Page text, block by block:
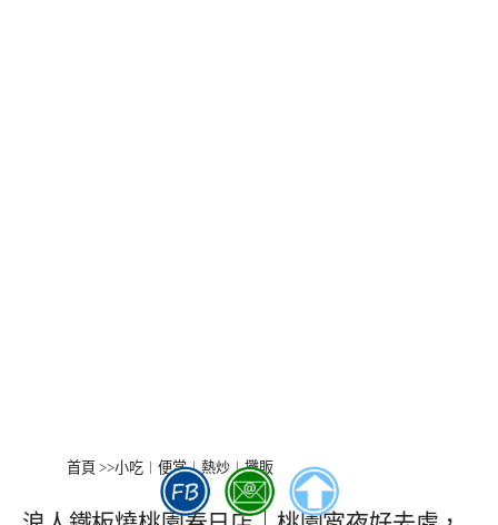
首頁 >>小吃︱便當︱熱炒︱攤販